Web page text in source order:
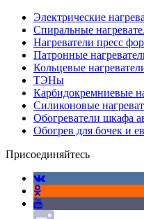
Электрические
Спиральные
Нагреватели пресс
Патронные
Кольцевые
ТЭНы
Карбидокремниевые
Силиконовые
Обогреватели шкафа
Обогрев для бочек и
Присоединяйтесь